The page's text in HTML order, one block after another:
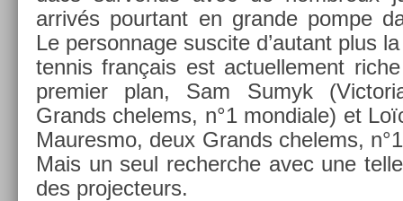
arrivés pour­tant en gran­de pompe
Le per­son­nage sus­cite d’autant plus
ten­nis français est ac­tuel­le­ment
pre­mi­er plan, Sam Sumyk
Grands chelems, n°1 mon­diale) et
Maures­mo, deux Grands chelems,
Mais un seul re­cherche avec une
des pro­jec­teurs.